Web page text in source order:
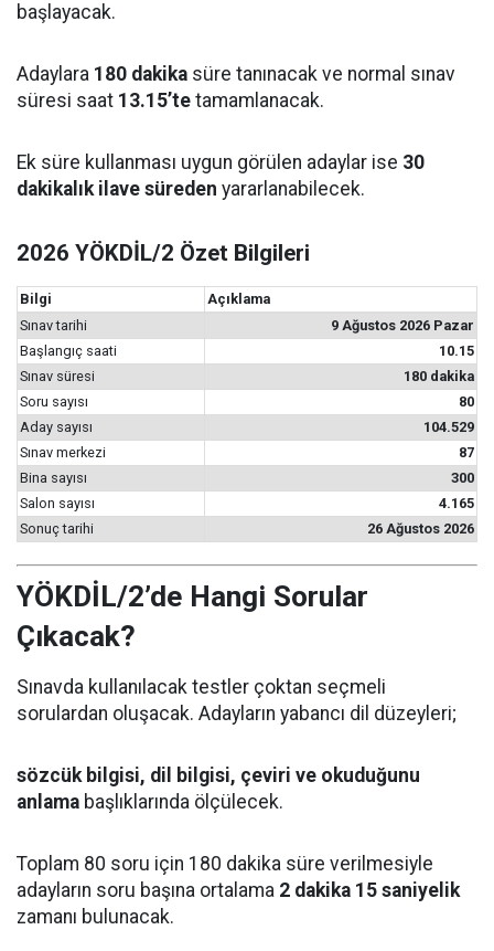
başlayacak.
Adaylara 180 dakika süre tanınacak ve normal sınav
süresi saat 13.15’te tamamlanacak.
Ek süre kullanması uygun görülen adaylar ise 30
dakikalık ilave süreden yararlanabilecek.
2026 YÖKDİL/2 Özet Bilgileri
Bilgi
Açıklama
Sınav tarihi
9 Ağustos 2026 Pazar
Başlangıç saati
10.15
Sınav süresi
180 dakika
Soru sayısı
80
Aday sayısı
104.529
Sınav merkezi
87
Bina sayısı
300
Salon sayısı
4.165
Sonuç tarihi
26 Ağustos 2026
YÖKDİL/2’de Hangi Sorular
Çıkacak?
Sınavda kullanılacak testler çoktan seçmeli
sorulardan oluşacak. Adayların yabancı dil düzeyleri;
sözcük bilgisi, dil bilgisi, çeviri ve okuduğunu
anlama başlıklarında ölçülecek.
Toplam 80 soru için 180 dakika süre verilmesiyle
adayların soru başına ortalama 2 dakika 15 saniyelik
zamanı bulunacak.